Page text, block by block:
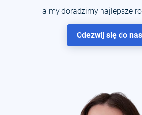
a my doradzimy najlepsze
Odezwij się do nas